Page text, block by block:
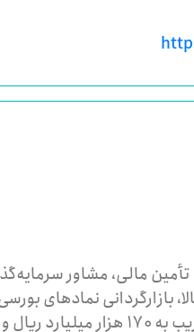
مالی، مشاور